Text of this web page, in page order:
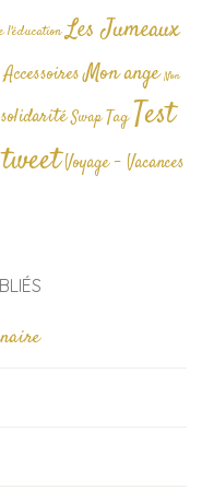
l'éducation Les Jumeaux
Mon ange Non
Swap TagTest
Voyage - Vacances